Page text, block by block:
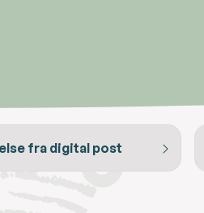
fra digital post